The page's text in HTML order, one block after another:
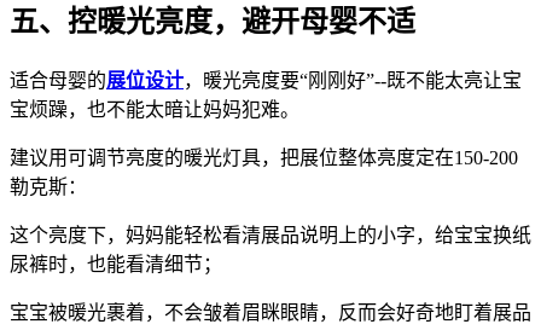
五、控暖光亮度，避开母婴不适
适合母婴的展位设计，暖光亮度要“刚刚好”--既不能太亮让宝
宝烦躁，也不能太暗让妈妈犯难。
建议用可调节亮度的暖光灯具，把展位整体亮度定在150-200
勒克斯：
这个亮度下，妈妈能轻松看清展品说明上的小字，给宝宝换纸
尿裤时，也能看清细节；
宝宝被暖光裹着，不会皱着眉眯眼睛，反而会好奇地盯着展品